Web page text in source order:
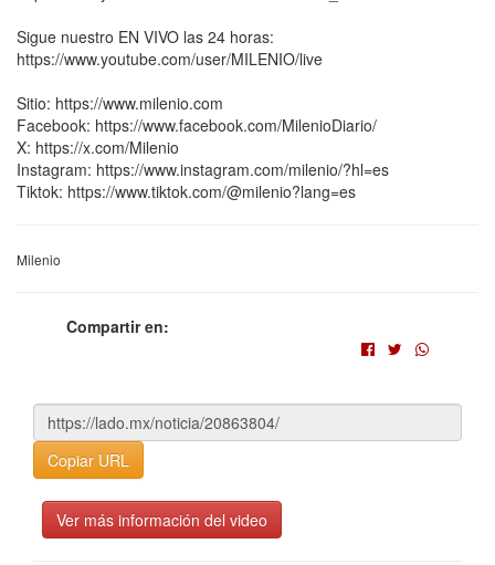
Sigue nuestro EN VIVO las 24 horas:
https://www.youtube.com/user/MILENIO/live
Sitio: https://www.milenio.com
Facebook: https://www.facebook.com/MilenioDiario/
X: https://x.com/Milenio
Instagram: https://www.instagram.com/milenio/?hl=es
Tiktok: https://www.tiktok.com/@milenio?lang=es
Milenio
Compartir en:
Copiar URL
Ver más información del video